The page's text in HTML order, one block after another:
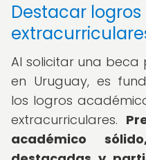
Destacar
Al solicitar una beca
en Uruguay, es
los logros
extracurriculares.
académico